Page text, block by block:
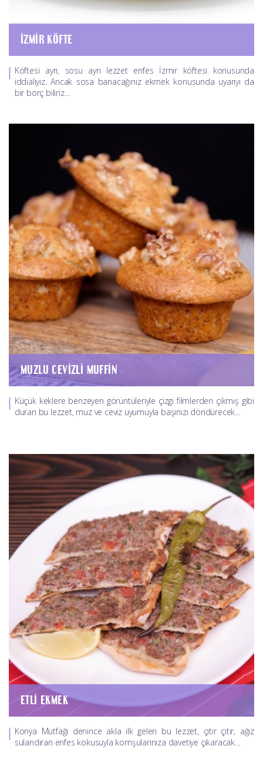
İZMIR KÖFTE
Köftesi ayrı, sosu ayrı lezzet enfes İzmir köftesi konusunda
iddialıyız. Ancak sosa banacağınız ekmek konusunda uyarıyı da
bir borç biliriz…
MUZLU CEVIZLI MUFFIN
Küçük keklere benzeyen görüntüleriyle çizgi filmlerden çıkmış gibi
duran bu lezzet, muz ve ceviz uyumuyla başınızı döndürecek…
ETLI EKMEK
Konya Mutfağı denince akla ilk gelen bu lezzet, çıtır çıtır, ağız
sulandıran enfes kokusuyla komşularınıza davetiye çıkaracak…